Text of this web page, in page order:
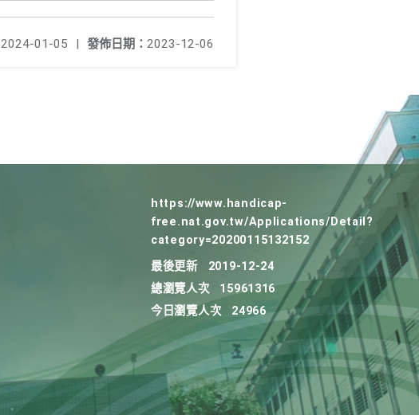
發佈日期： 2023-12-06
2024-01-05 |
https://www.handicap-
free.nat.gov.tw/Applications/Detail?
category=20200115132152
最後更新
2019-12-24
總瀏覽人次
15961316
今日瀏覽人次
24966